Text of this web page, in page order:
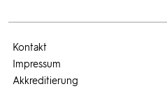
Kontakt
Impressum
Akkreditierung